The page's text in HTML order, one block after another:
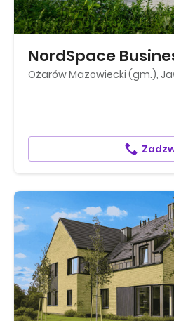
Ożarów Mazowiecki (gm.),